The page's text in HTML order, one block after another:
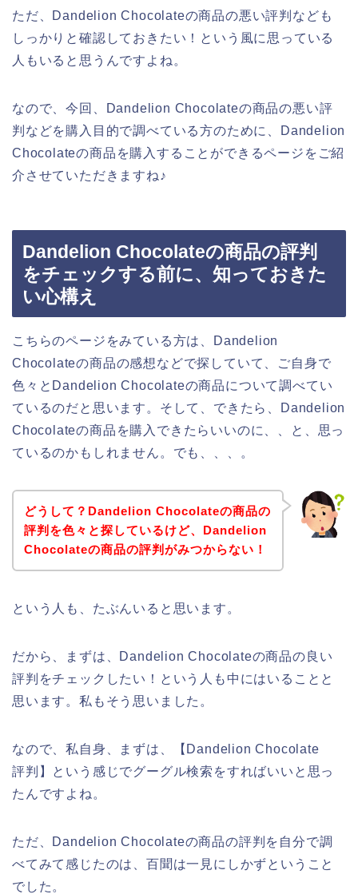
ただ、Dandelion Chocolateの商品の悪い評判なども
しっかりと確認しておきたい！という風に思っている
人もいると思うんですよね。
なので、今回、Dandelion Chocolateの商品の悪い評
判などを購入目的で調べている方のために、Dandelion
Chocolateの商品を購入することができるページをご紹
介させていただきますね♪
Dandelion Chocolateの商品の評判
をチェックする前に、知っておきた
い心構え
こちらのページをみている方は、Dandelion
Chocolateの商品の感想などで探していて、ご自身で
色々とDandelion Chocolateの商品について調べてい
ているのだと思います。そして、できたら、Dandelion
Chocolateの商品を購入できたらいいのに、、と、思っ
ているのかもしれません。でも、、、。
どうして？Dandelion Chocolateの商品の
評判を色々と探しているけど、Dandelion
Chocolateの商品の評判がみつからない！
という人も、たぶんいると思います。
だから、まずは、Dandelion Chocolateの商品の良い
評判をチェックしたい！という人も中にはいることと
思います。私もそう思いました。
なので、私自身、まずは、【Dandelion Chocolate
評判】という感じでグーグル検索をすればいいと思っ
たんですよね。
ただ、Dandelion Chocolateの商品の評判を自分で調
べてみて感じたのは、百聞は一見にしかずということ
でした。